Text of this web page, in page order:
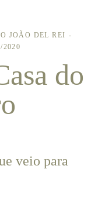
JOÃO DEL REI
2020
do
veio para